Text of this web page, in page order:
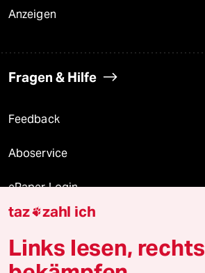
Anzeigen
Fragen & Hilfe
Feedback
Aboservice
ePaper Login
Downloads für Abonnierende
taz zahl ich
Links lesen, rechts